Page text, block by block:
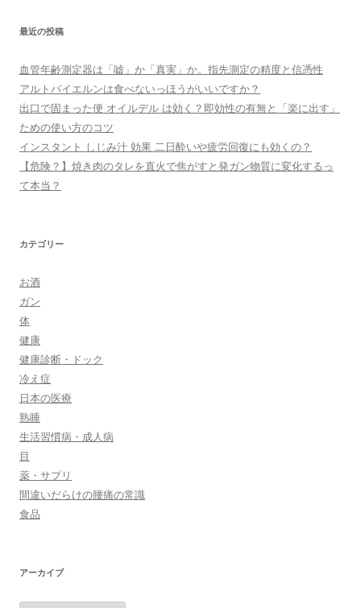
最近の投稿
血管年齢測定器は「嘘」か「真実」か。指先測定の精度と信憑性
アルトバイエルンは食べないっほうがいいですか？
出口で固まった便 オイルデル は効く？即効性の有無と「楽に出す」
ための使い方のコツ
インスタント しじみ汁 効果 二日酔いや疲労回復にも効くの？
【危険？】焼き肉のタレを直火で焦がすと発ガン物質に変化するっ
て本当？
カテゴリー
お酒
ガン
体
健康
健康診断・ドック
冷え症
日本の医療
熟睡
生活習慣病・成人病
目
薬・サプリ
間違いだらけの腰痛の常識
食品
アーカイブ